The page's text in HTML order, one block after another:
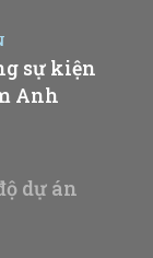
sự kiện
Anh
dự án